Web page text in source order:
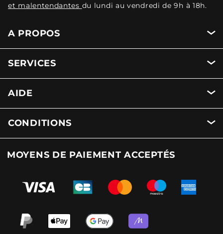
et malentendantes du lundi au vendredi de 9h à 18h.
A PROPOS
SERVICES
AIDE
CONDITIONS
MOYENS DE PAIEMENT ACCEPTÉS